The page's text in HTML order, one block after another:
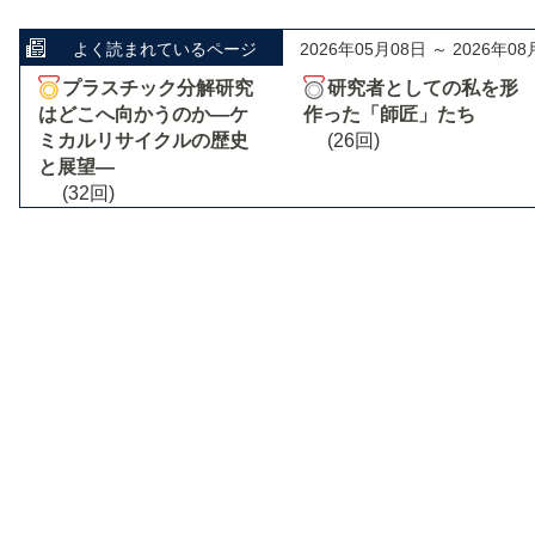
よく読まれているページ 2026年05月08日 ～ 2026年08
プラスチック分解研究
はどこへ向かうのか―ケ
ミカルリサイクルの歴史
と展望―
(32回)
研究者としての私を形
作った「師匠」たち
(26回)